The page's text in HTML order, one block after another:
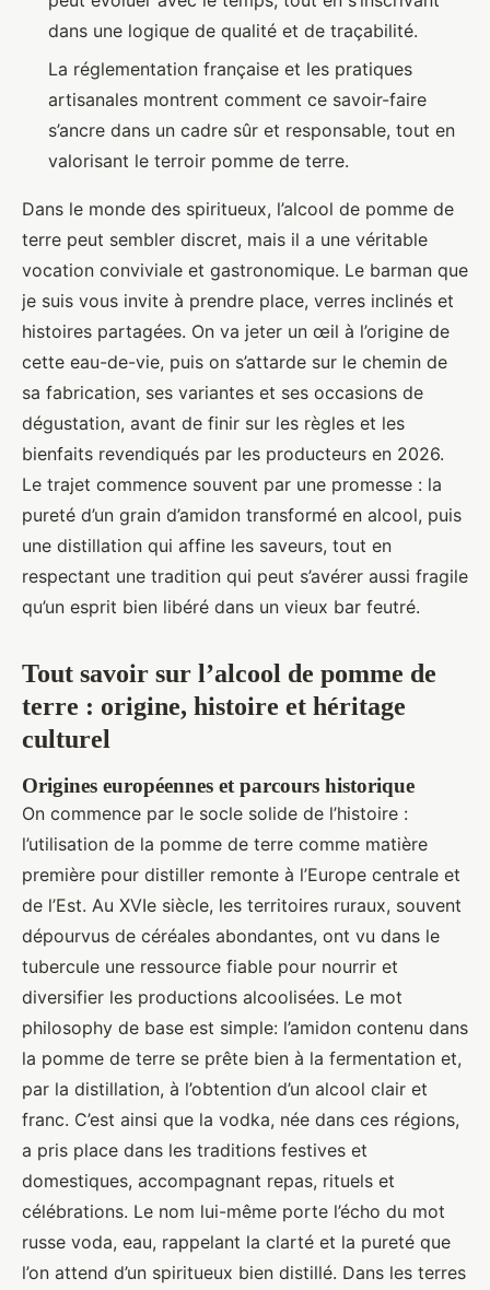
dans une logique de qualité et de traçabilité.
La réglementation française et les pratiques
artisanales montrent comment ce savoir-faire
s’ancre dans un cadre sûr et responsable, tout en
valorisant le terroir pomme de terre.
Dans le monde des spiritueux, l’alcool de pomme de
terre peut sembler discret, mais il a une véritable
vocation conviviale et gastronomique. Le barman que
je suis vous invite à prendre place, verres inclinés et
histoires partagées. On va jeter un œil à l’origine de
cette eau-de-vie, puis on s’attarde sur le chemin de
sa fabrication, ses variantes et ses occasions de
dégustation, avant de finir sur les règles et les
bienfaits revendiqués par les producteurs en 2026.
Le trajet commence souvent par une promesse : la
pureté d’un grain d’amidon transformé en alcool, puis
une distillation qui affine les saveurs, tout en
respectant une tradition qui peut s’avérer aussi fragile
qu’un esprit bien libéré dans un vieux bar feutré.
Tout savoir sur l’alcool de pomme de
terre : origine, histoire et héritage
culturel
Origines européennes et parcours historique
On commence par le socle solide de l’histoire :
l’utilisation de la pomme de terre comme matière
première pour distiller remonte à l’Europe centrale et
de l’Est. Au XVIe siècle, les territoires ruraux, souvent
dépourvus de céréales abondantes, ont vu dans le
tubercule une ressource fiable pour nourrir et
diversifier les productions alcoolisées. Le mot
philosophy de base est simple: l’amidon contenu dans
la pomme de terre se prête bien à la fermentation et,
par la distillation, à l’obtention d’un alcool clair et
franc. C’est ainsi que la vodka, née dans ces régions,
a pris place dans les traditions festives et
domestiques, accompagnant repas, rituels et
célébrations. Le nom lui-même porte l’écho du mot
russe voda, eau, rappelant la clarté et la pureté que
l’on attend d’un spiritueux bien distillé. Dans les terres